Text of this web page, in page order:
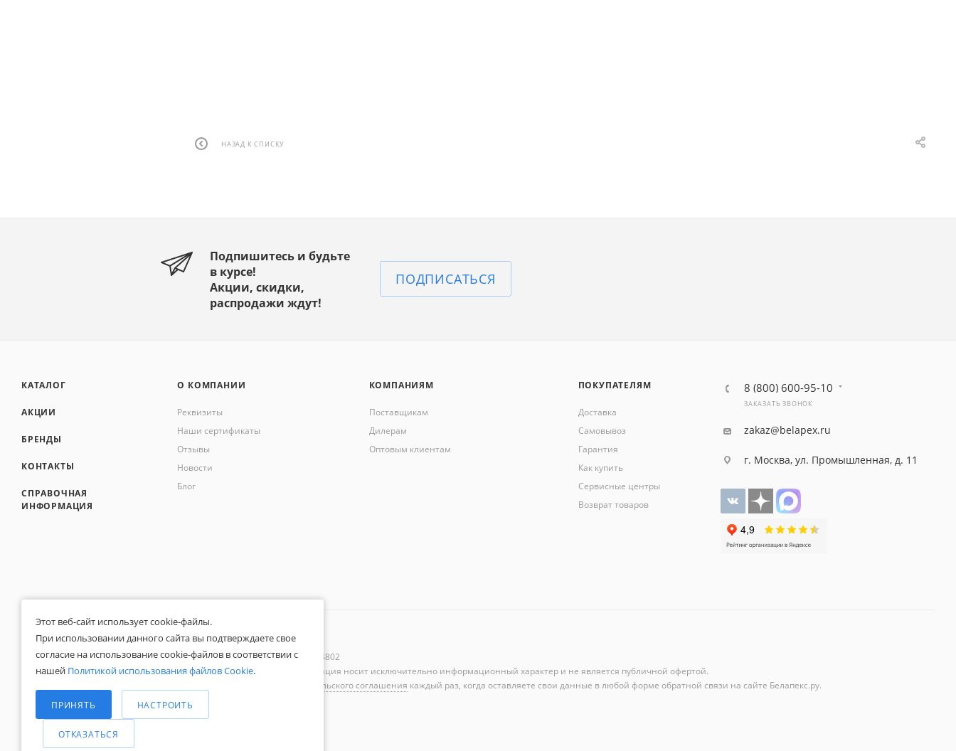
НАЗАД К СПИСКУ
Подпишитесь и будьте
в курсе!
Акции, скидки,
распродажи ждут!
ПОДПИСАТЬСЯ
КАТАЛОГ
АКЦИИ
БРЕНДЫ
КОНТАКТЫ
СПРАВОЧНАЯ
ИНФОРМАЦИЯ
О КОМПАНИИ
Реквизиты
Наши сертификаты
Отзывы
Новости
Блог
КОМПАНИЯМ
Поставщикам
Дилерам
Оптовым клиентам
ПОКУПАТЕЛЯМ
Доставка
Самовывоз
Гарантия
Как купить
Сервисные центры
Возврат товаров
8 (800) 600-95-10
ЗАКАЗАТЬ ЗВОНОК
zakaz@belapex.ru
г. Москва, ул. Промышленная, д. 11
Общество с ограниченной ответственностью «Белапекс», ИНН 9724
044802
Обращаем ваше внимание, что вся представленная на сайте информация носит исключительно информационный характер и не является публичной офертой.
пользовательского соглашения каждый раз, когда оставляете свои данные в любой форме обратной связи на сайте Белапекс.ру.
© 2020 — 2025 Белапекс.ру
Этот веб-сайт использует cookie-файлы.
При использовании данного сайта вы подтверждаете свое
согласие на использование cookie-файлов в соответствии с
нашей Политикой использования файлов Cookie.
Минимальные
Аналитические/Функциональные
ПРИНЯТЬ НАСТРОИТЬ
ОТКАЗАТЬСЯ